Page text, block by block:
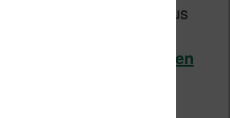
un service en ligne plus
regarder
en vente chez Rakuten
avec un service de